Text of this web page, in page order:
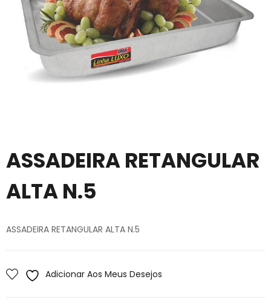
ASSADEIRA RETANGULAR
ALTA N.5
ASSADEIRA RETANGULAR ALTA N.5
Adicionar Aos Meus Desejos